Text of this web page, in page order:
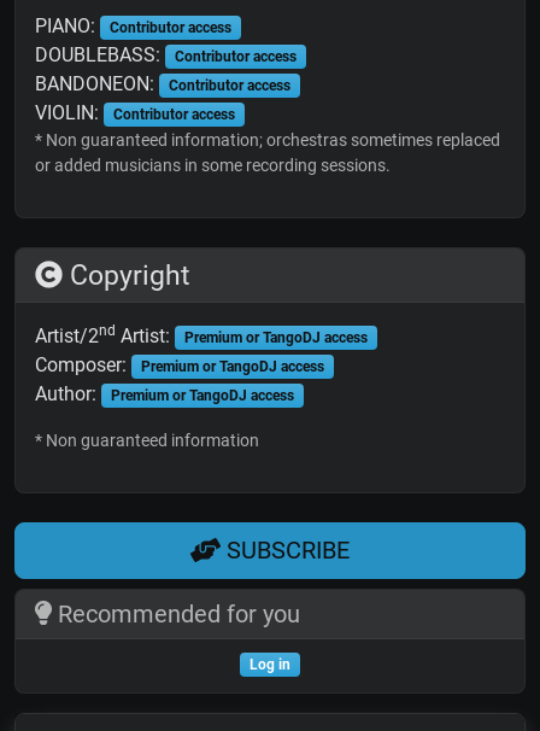
PIANO: Contributor access
DOUBLEBASS: Contributor access
BANDONEON: Contributor access
VIOLIN: Contributor access
* Non guaranteed information; orchestras sometimes replaced
or added musicians in some recording sessions.
Copyright
Artist/2nd Artist: Premium or TangoDJ access
Composer: Premium or TangoDJ access
Author: Premium or TangoDJ access
* Non guaranteed information
SUBSCRIBE
Recommended for you
Log in